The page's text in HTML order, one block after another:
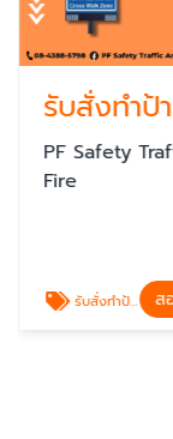
PF Safety
Fire
รับสั่งทำป้ายเตือนตามแบบ